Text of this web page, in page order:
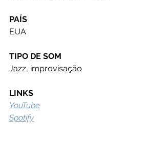
PAÍS
EUA
TIPO DE SOM
Jazz, improvisação
LINKS
YouTube
Spotify